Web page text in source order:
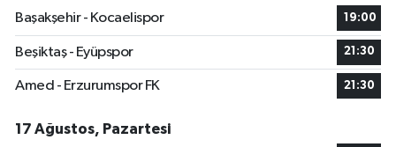
Başakşehir - Kocaelispor
19:00
Beşiktaş - Eyüpspor 21:30
Amed - Erzurumspor FK 21:30
17 Ağustos, Pazartesi